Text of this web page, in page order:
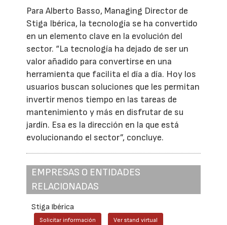
Para Alberto Basso, Managing Director de
Stiga Ibérica, la tecnología se ha convertido
en un elemento clave en la evolución del
sector. “La tecnología ha dejado de ser un
valor añadido para convertirse en una
herramienta que facilita el día a día. Hoy los
usuarios buscan soluciones que les permitan
invertir menos tiempo en las tareas de
mantenimiento y más en disfrutar de su
jardín. Esa es la dirección en la que está
evolucionando el sector”, concluye.
EMPRESAS O ENTIDADES
RELACIONADAS
Stiga Ibérica
Solicitar información Ver stand virtual